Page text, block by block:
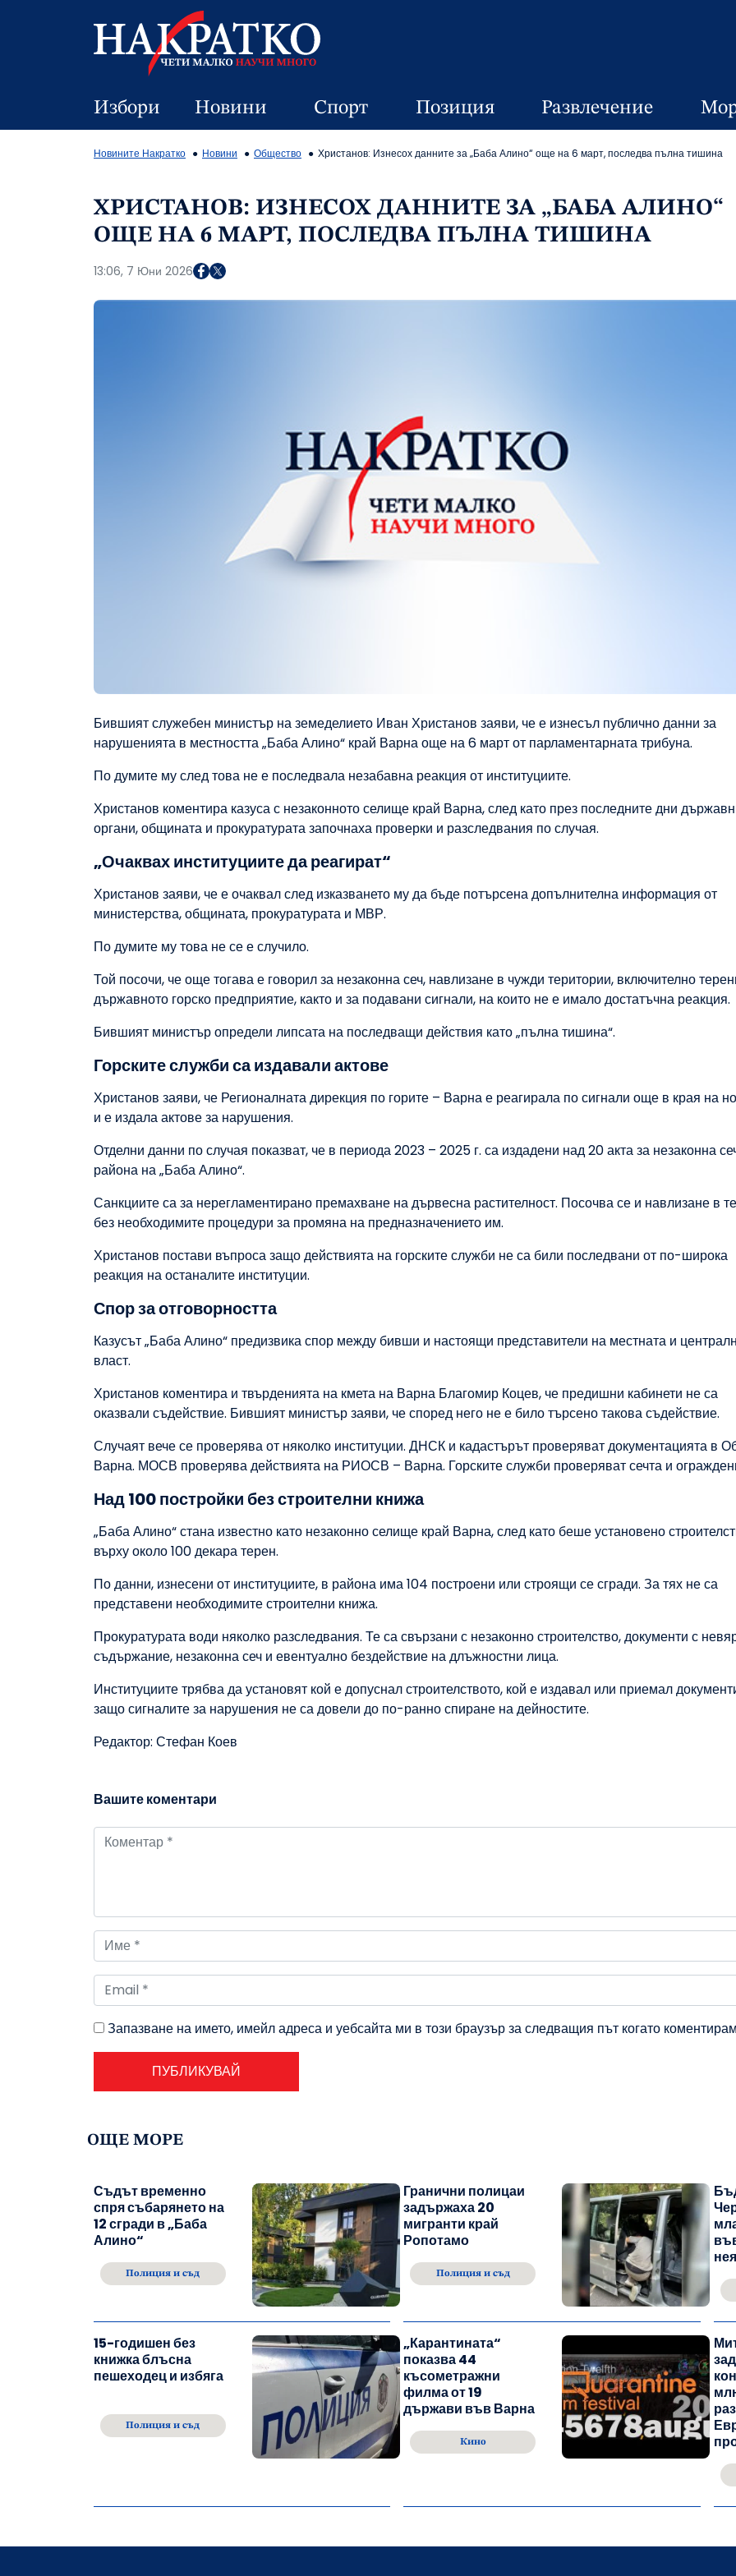
Избори Новини Спорт Позиция Развлечение
Новините Накратко Новини Общество Христанов: Изнесох данните за „Баба Алино“ още на 6 март, последва пълна тишина
ХРИСТАНОВ: ИЗНЕСОХ ДАННИТЕ ЗА „БАБА АЛИНО“
ОЩЕ НА 6 МАРТ, ПОСЛЕДВА ПЪЛНА ТИШИНА
13:06, 7 Юни 2026
Бившият служебен министър на земеделието Иван Христанов заяви, че е изнесъл публично данни за
нарушенията в местността „Баба Алино“ край Варна още на 6 март от парламентарната трибуна.
По думите му след това не е последвала незабавна реакция от институциите.
Христанов коментира казуса с незаконното селище край Варна, след като през последните дни
органи, общината и прокуратурата започнаха проверки и разследвания по случая.
„Очаквах институциите да реагират“
Христанов заяви, че е очаквал след изказването му да бъде потърсена допълнителна информация от
министерства, общината, прокуратурата и МВР.
По думите му това не се е случило.
Той посочи, че още тогава е говорил за незаконна сеч, навлизане в чужди територии, включително
държавното горско предприятие, както и за подавани сигнали, на които не е имало достатъчна реакция.
Бившият министър определи липсата на последващи действия като „пълна тишина“.
Горските служби са издавали актове
Христанов заяви, че Регионалната дирекция по горите – Варна е реагирала по сигнали още в края на
и е издала актове за нарушения.
Отделни данни по случая показват, че в периода 2023 – 2025 г. са издадени над 20 акта за незаконна
района на „Баба Алино“.
Санкциите са за нерегламентирано премахване на дървесна растителност. Посочва се и навлизане в
без необходимите процедури за промяна на предназначението им.
Христанов постави въпроса защо действията на горските служби не са били последвани от по-широка
реакция на останалите институции.
Спор за отговорността
Казусът „Баба Алино“ предизвика спор между бивши и настоящи представители на местната и
власт.
Христанов коментира и твърденията на кмета на Варна Благомир Коцев, че предишни кабинети не са
оказвали съдействие. Бившият министър заяви, че според него не е било търсено такова съдействие.
Случаят вече се проверява от няколко институции. ДНСК и кадастърът проверяват документацията в
Варна. МОСВ проверява действията на РИОСВ – Варна. Горските служби проверяват сечта и
Над 100 постройки без строителни книжа
„Баба Алино“ стана известно като незаконно селище край Варна, след като беше установено
върху около 100 декара терен.
По данни, изнесени от институциите, в района има 104 построени или строящи се сгради. За тях не са
представени необходимите строителни книжа.
Прокуратурата води няколко разследвания. Те са свързани с незаконно строителство, документи с
съдържание, незаконна сеч и евентуално бездействие на длъжностни лица.
Институциите трябва да установят кой е допуснал строителството, кой е издавал или приемал
защо сигналите за нарушения не са довели до по-ранно спиране на дейностите.
Редактор: Стефан Коев
Вашите коментари
Запазване на името, имейл адреса и уебсайта ми в този браузър за следващия път когато
ОЩЕ МОРЕ
Съдът временно
спря събарянето на
12 сгради в „Баба
Алино“
Полиция и съд
Гранични полицаи
задържаха 20
мигранти край
Ропотамо
Полиция и съд
15-годишен без
книжка блъсна
пешеходец и избяга
Полиция и съд
„Карантината“
показва 44
късометражни
филма от 19
държави във Варна
Кино